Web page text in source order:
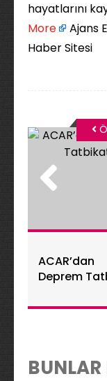
hayatlarını
More
Ajans
Haber Sitesi
ACAR’dan
Deprem